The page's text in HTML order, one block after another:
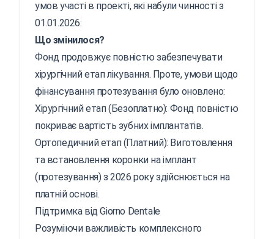
умов участі в проекті, які набули чинності з
01.01.2026:
Що змінилося?
Фонд продовжує повністю забезпечувати
хірургічний етап лікування. Проте, умови щодо
фінансування протезування було оновлено:
Хірургічний етап (Безоплатно): Фонд повністю
покриває вартість зубних імплантатів.
Ортопедичний етап (Платний): Виготовлення
та встановлення коронки на імплант
(протезування) з 2026 року здійснюється на
платній основі.
Підтримка від Giorno Dentale
Розуміючи важливість комплексного